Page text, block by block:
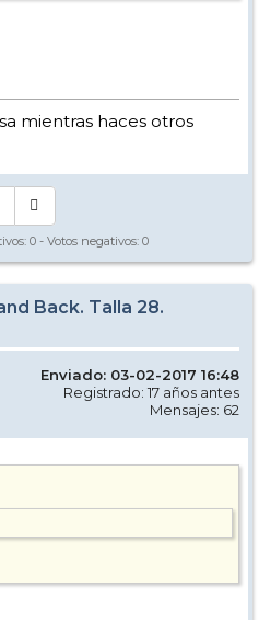
mientras haces otros
0 - Votos negativos: 0
Back. Talla 28.
Enviado: 03-02-2017 16:48
Registrado: 17 años antes
Mensajes: 62